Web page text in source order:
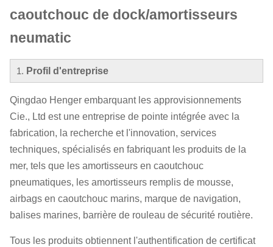
caoutchouc de dock/amortisseurs
neumatic
1. Profil d'entreprise
Qingdao Henger embarquant les approvisionnements
Cie., Ltd est une entreprise de pointe intégrée avec la
fabrication, la recherche et l'innovation, services
techniques, spécialisés en fabriquant les produits de la
mer, tels que les amortisseurs en caoutchouc
pneumatiques, les amortisseurs remplis de mousse,
airbags en caoutchouc marins, marque de navigation,
balises marines, barrière de rouleau de sécurité routière.
Tous les produits obtiennent l'authentification de certificat